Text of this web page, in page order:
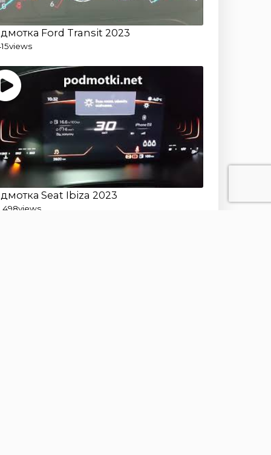
Ford Transit 2023
views
Seat Ibiza 2023
498views